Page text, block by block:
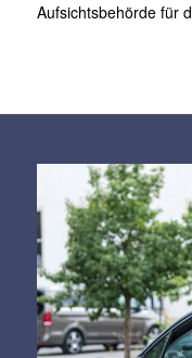
Aufsichtsbehörde für